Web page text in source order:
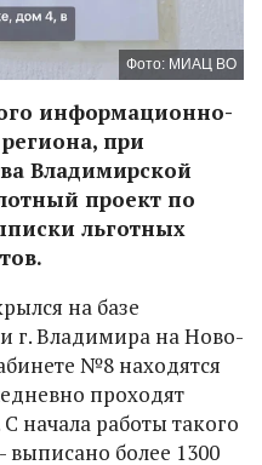
Фото: МИАЦ ВО
информационно-
при
Владимирской
проект по
льготных
на базе
г. Владимира на Ново-
№8 находятся
проходят
начала работы такого
выписано более 1300